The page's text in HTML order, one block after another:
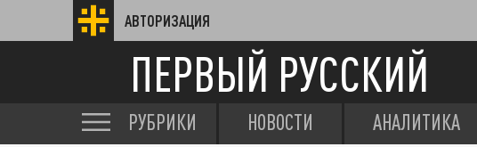
АВТОРИЗАЦИЯ
ПЕРВЫЙ РУССКИЙ
РУБРИКИ НОВОСТИ АНАЛИТИКА